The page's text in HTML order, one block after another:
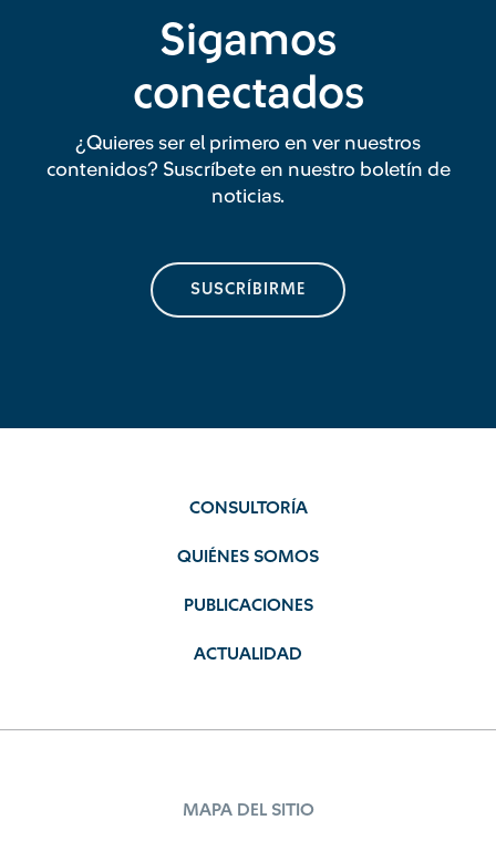
Sigamos
conectados
¿Quieres ser el primero en ver nuestros
contenidos? Suscríbete en nuestro boletín de
noticias.
SUSCRÍBIRME
CONSULTORÍA
QUIÉNES SOMOS
PUBLICACIONES
ACTUALIDAD
MAPA DEL SITIO